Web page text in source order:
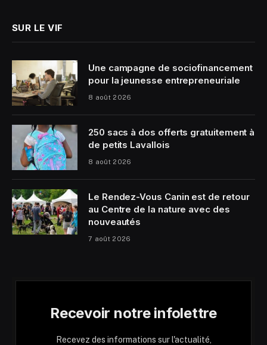
SUR LE VIF
Une campagne de sociofinancement
pour la jeunesse entrepreneuriale
8 août 2026
250 sacs à dos offerts gratuitement à
de petits Lavallois
8 août 2026
Le Rendez-Vous Canin est de retour
au Centre de la nature avec des
nouveautés
7 août 2026
Recevoir notre infolettre
Recevez des informations sur l'actualité,